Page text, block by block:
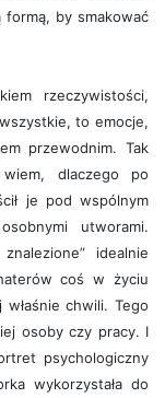
by smakować
rzeczywistości,
to emocje,
przewodnim. Tak
dlaczego po
je pod wspólnym
utworami.
idealnie
coś w życiu
właśnie chwili. Tego
osoby czy pracy. I
psychologiczny
wykorzystała do